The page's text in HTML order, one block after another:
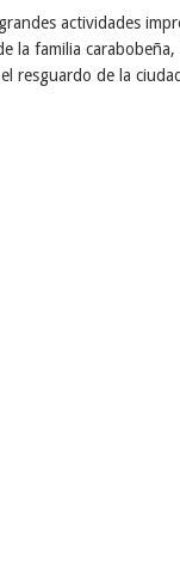
actividades
la familia
resguardo de la